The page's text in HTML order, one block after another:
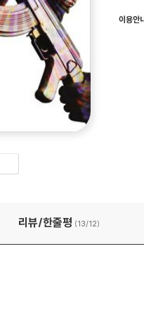
이용안
리뷰/한줄평 (13/12)